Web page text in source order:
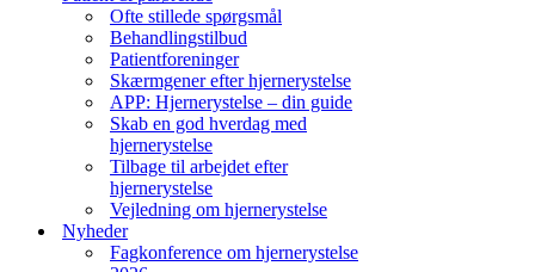
Ofte stillede spørgsmål
Behandlingstilbud
Patientforeninger
Skærmgener efter hjernerystelse
APP: Hjernerystelse – din guide
Skab en god hverdag med
hjernerystelse
Tilbage til arbejdet efter
hjernerystelse
Vejledning om hjernerystelse
Nyheder
Fagkonference om hjernerystelse